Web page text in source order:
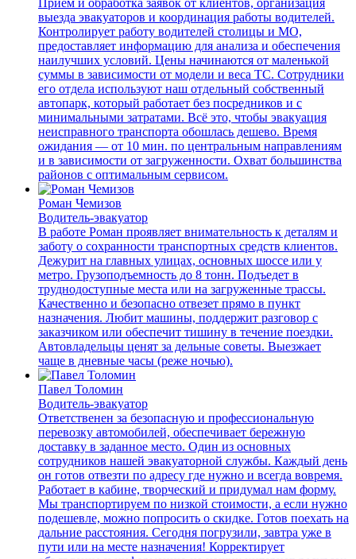
выезда эвакуаторов и координация работы водителей.
Контролирует работу водителей столицы и МО,
предоставляет информацию для анализа и обеспечения
наилучших условий. Цены начинаются от маленькой
суммы в зависимости от модели и веса ТС. Сотрудники
его отдела используют наш отдельный собственный
автопарк, который работает без посредников и с
минимальными затратами. Всё это, чтобы эвакуация
неисправного транспорта обошлась дешево. Время
ожидания — от 10 мин. по центральным направлениям
и в зависимости от загруженности. Охват большинства
районов с оптимальным сервисом.
Роман Чемизов
Водитель-эвакуатор
В работе Роман проявляет внимательность к деталям и
заботу о сохранности транспортных средств клиентов.
Дежурит на главных улицах, основных шоссе или у
метро. Грузоподъемность до 8 тонн. Подъедет в
труднодоступные места или на загруженные трассы.
Качественно и безопасно отвезет прямо в пункт
назначения. Любит машины, поддержит разговор с
заказчиком или обеспечит тишину в течение поездки.
Автовладельцы ценят за дельные советы. Выезжает
чаще в дневные часы (реже ночью).
Павел Толомин
Водитель-эвакуатор
Ответственен за безопасную и профессиональную
перевозку автомобилей, обеспечивает бережную
доставку в заданное место. Один из основных
сотрудников нашей эвакуаторной службы. Каждый день
он готов отвезти по адресу где нужно и всегда вовремя.
Работает в кабине, творческий и придумал нам форму.
Мы транспортируем по низкой стоимости, а если нужно
подешевле, можно попросить о скидке. Готов поехать на
дальние расстояния. Сегодня погрузили, завтра уже в
пути или на месте назначения! Корректирует